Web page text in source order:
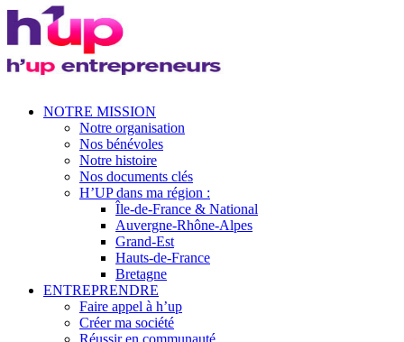
NOTRE MISSION
Notre organisation
Nos bénévoles
Notre histoire
Nos documents clés
H’UP dans ma région :
Île-de-France & National
Auvergne-Rhône-Alpes
Grand-Est
Hauts-de-France
Bretagne
ENTREPRENDRE
Faire appel à h’up
Créer ma société
Réussir en communauté